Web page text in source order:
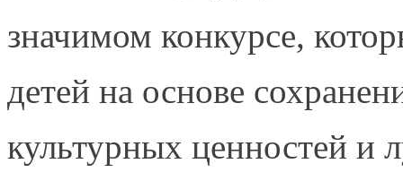
значимом конкурсе,
детей на основе
культурных ценностей и